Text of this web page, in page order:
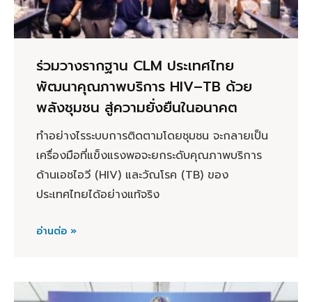
ร่วมวางรากฐาน CLM ประเทศไทย
พัฒนาคุณภาพบริการ HIV–TB ด้วย
พลังชุมชน สู่ความยั่งยืนในอนาคต
ทำอย่างไรระบบการติดตามโดยชุมชน จะกลายเป็น
เครื่องมือที่แข็งแรงพอจะยกระดับคุณภาพบริการ
ด้านเอชไอวี (HIV) และวัณโรค (TB) ของ
ประเทศไทยได้อย่างแท้จริง
อ่านต่อ »